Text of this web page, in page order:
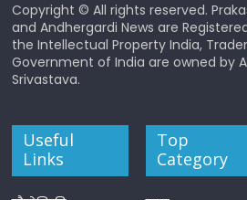
Copyright © All rights reserved.
and Andhergardi News are
the Intellectual Property India,
Government of India are owned by
Srivastava.
Useful
Links
Top
Category